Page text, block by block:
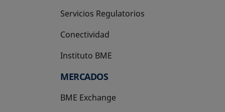
Servicios Regulatorios
Conectividad
Instituto BME
se abre en una pestaña nueva
MERCADOS
BME Exchange